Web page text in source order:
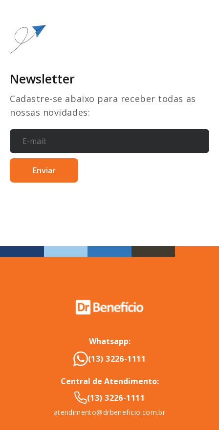
Newsletter
Cadastre-se abaixo para receber todas as
nossas novidades:
Whatsapp:
(13) 3226-1111
Central de Atendimento:
(13) 3226-1111
atendimento@drbeneficio.com.br